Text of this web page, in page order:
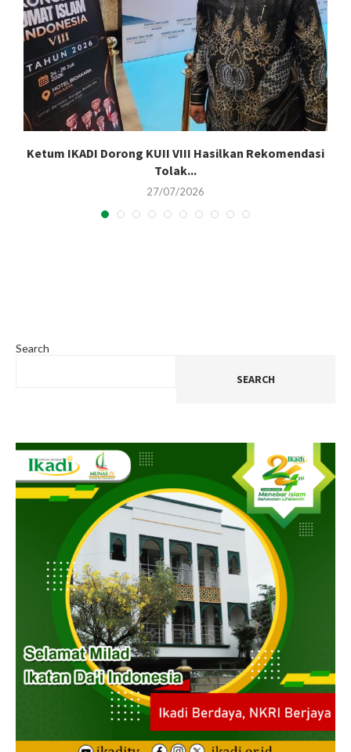
Ketum IKADI Dorong KUII VIII Hasilkan Rekomendasi
Tolak...
27/07/2026
Search
SEARCH